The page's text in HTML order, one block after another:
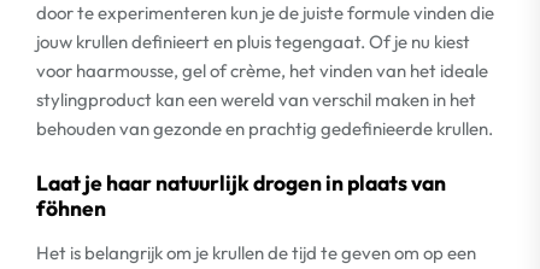
door te experimenteren kun je de juiste formule vinden die
jouw krullen definieert en pluis tegengaat. Of je nu kiest
voor haarmousse, gel of crème, het vinden van het ideale
stylingproduct kan een wereld van verschil maken in het
behouden van gezonde en prachtig gedefinieerde krullen.
Laat je haar natuurlijk drogen in plaats van
föhnen
Het is belangrijk om je krullen de tijd te geven om op een